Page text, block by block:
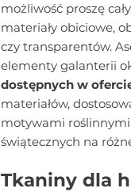
możliwość proszę
materiały obiciowe,
czy transparentów.
elementy galanterii
dostępnych w
materiałów,
motywami
świątecznych na
Tkaniny dla